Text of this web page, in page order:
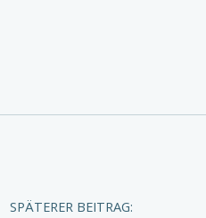
SPÄTERER BEITRAG: